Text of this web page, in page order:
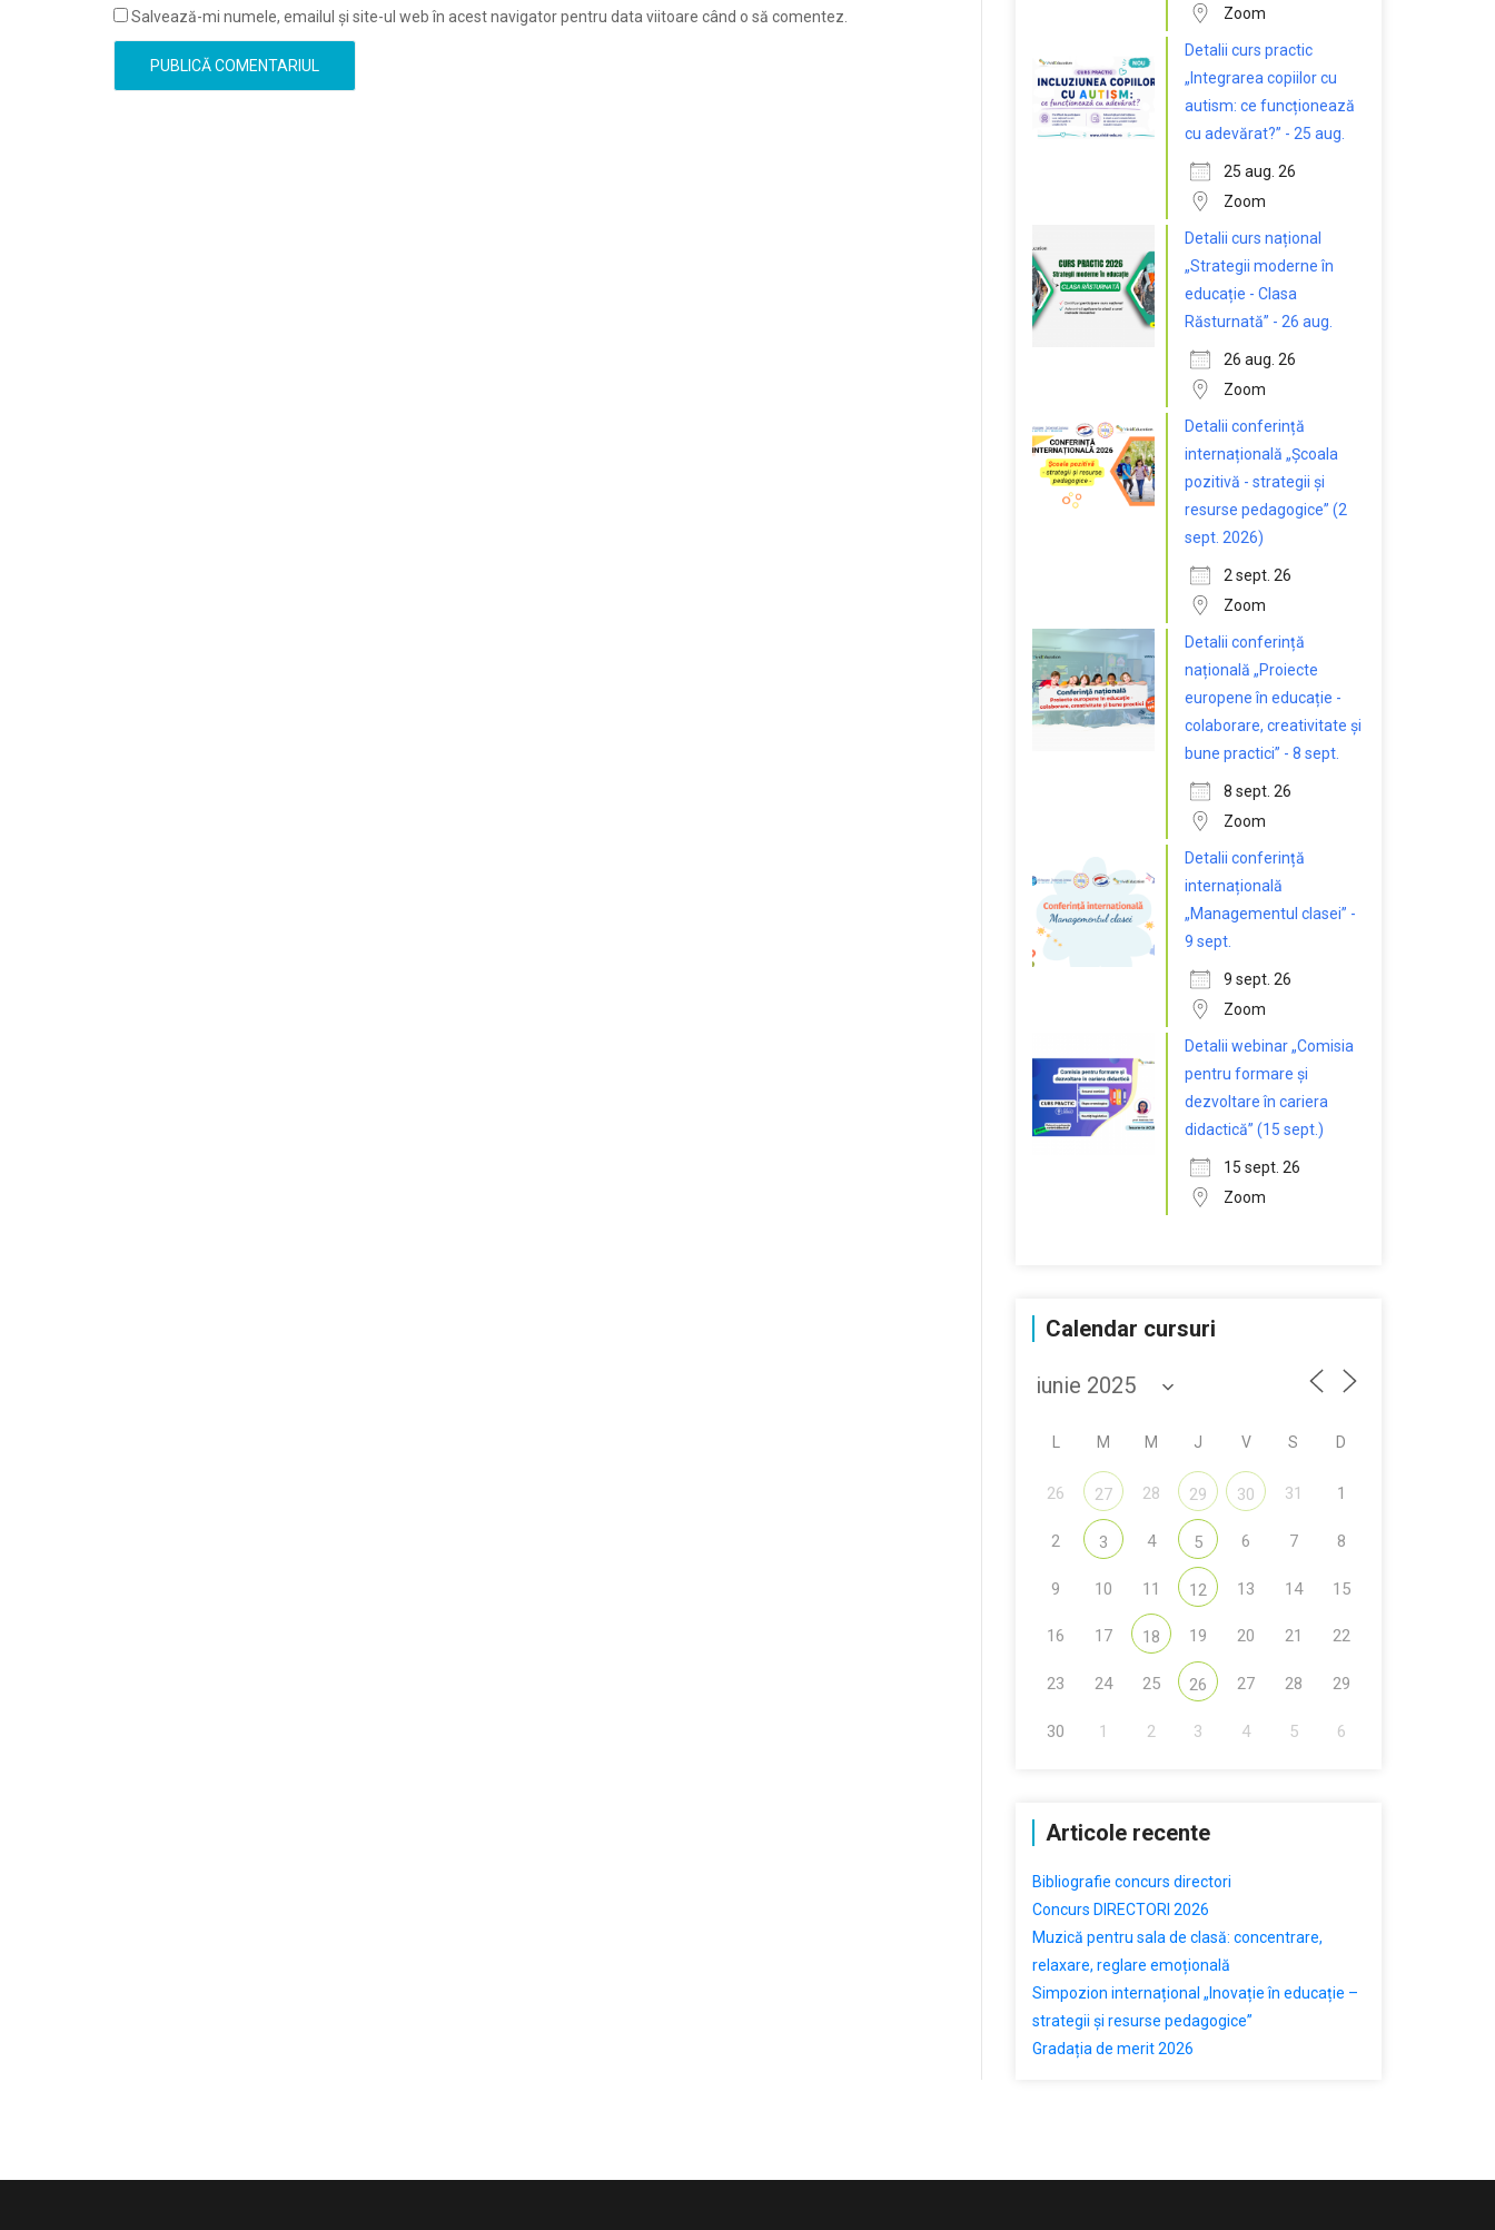
Salvează-mi numele, emailul și site-ul web în acest navigator pentru data viitoare când o să comentez.
Zoom
Detalii curs practic
„Integrarea copiilor cu
autism: ce funcționează
cu adevărat?” - 25 aug.
25 aug. 26
Zoom
Detalii curs național
„Strategii moderne în
educație - Clasa
Răsturnată” - 26 aug.
26 aug. 26
Zoom
Detalii conferință
internațională „Școala
pozitivă - strategii și
resurse pedagogice” (2
sept. 2026)
2 sept. 26
Zoom
Detalii conferință
națională „Proiecte
europene în educație -
colaborare, creativitate și
bune practici” - 8 sept.
8 sept. 26
Zoom
Detalii conferință
internațională
„Managementul clasei” -
9 sept.
9 sept. 26
Zoom
Detalii webinar „Comisia
pentru formare și
dezvoltare în cariera
didactică” (15 sept.)
15 sept. 26
Zoom
Calendar cursuri
M M J V S D
26 27 28 29 30 31 1
2 3 4 5 6 7 8
9 10 11 12 13 14 15
16 17 18 19 20 21 22
23 24 25 26 27 28 29
30 1 2 3 4 5 6
Articole recente
Bibliografie concurs directori
Concurs DIRECTORI 2026
Muzică pentru sala de clasă: concentrare,
relaxare, reglare emoțională
Simpozion internațional „Inovație în educație –
strategii și resurse pedagogice”
Gradația de merit 2026